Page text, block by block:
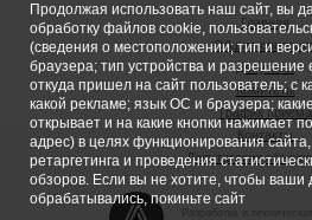
Главная
Общие
Депутаты
Комитеты
График приема
Контакты
Депутатские
Продолжая использовать наш сайт, вы
обработку файлов cookie,
(сведения о местоположении; тип и
браузера; тип устройства и разрешение
откуда пришел на сайт пользователь; с
какой рекламе; язык ОС и браузера;
открывает и на какие кнопки нажимает
адрес) в целях функционирования
ретаргетинга и проведения
обзоров. Если вы не хотите, чтобы ваши
обрабатывались, покиньте сайт